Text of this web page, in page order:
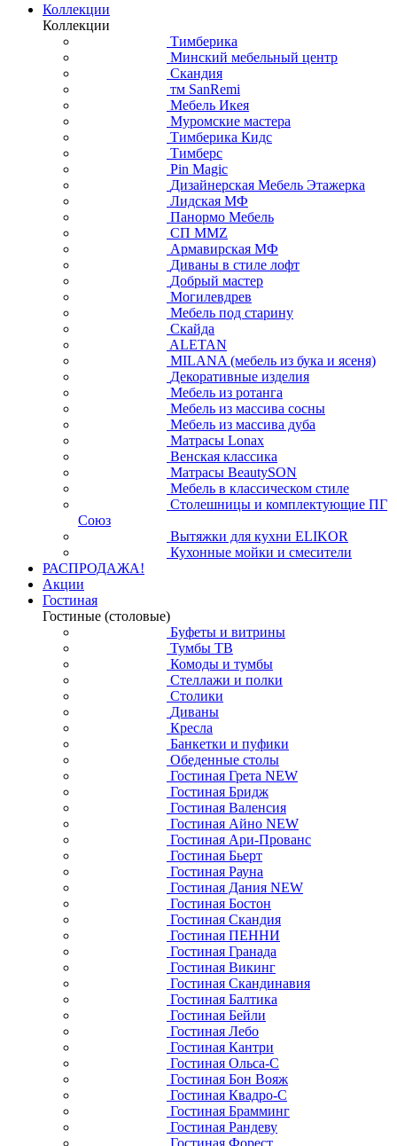
Коллекции
Коллекции
Тимберика
Минский мебельный центр
Скандия
тм SanRemi
Мебель Икея
Муромские мастера
Тимберика Кидс
Тимберс
Pin Magic
Дизайнерская Мебель Этажерка
Лидская МФ
Панормо Мебель
СП ММZ
Армавирская МФ
Диваны в стиле лофт
Добрый мастер
Могилевдрев
Мебель под старину
Скайда
ALETAN
MILANA (мебель из бука и ясеня)
Декоративные изделия
Мебель из ротанга
Мебель из массива сосны
Мебель из массива дуба
Матрасы Lonax
Венская классика
Матрасы BeautySON
Мебель в классическом стиле
Столешницы и комплектующие ПГ
Союз
Вытяжки для кухни ELIKOR
Кухонные мойки и смесители
РАСПРОДАЖА!
Акции
Гостиная
Гостиные (столовые)
Буфеты и витрины
Тумбы ТВ
Комоды и тумбы
Стеллажи и полки
Столики
Диваны
Кресла
Банкетки и пуфики
Обеденные столы
Гостиная Грета NEW
Гостиная Бридж
Гостиная Валенсия
Гостиная Айно NEW
Гостиная Ари-Прованс
Гостиная Бьерт
Гостиная Рауна
Гостиная Дания NEW
Гостиная Бостон
Гостиная Скандия
Гостиная ПЕННИ
Гостиная Гранада
Гостиная Викинг
Гостиная Скандинавия
Гостиная Балтика
Гостиная Бейли
Гостиная Лебо
Гостиная Кантри
Гостиная Ольса-С
Гостиная Бон Вояж
Гостиная Квадро-С
Гостиная Брамминг
Гостиная Рандеву
Гостиная Форест